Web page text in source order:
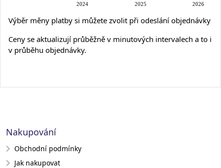
Výběr měny platby si můžete zvolit při odeslání objednávky
Ceny se aktualizují průběžně v minutových intervalech a to i
v průběhu objednávky.
Nakupování
Obchodní podmínky
Jak nakupovat